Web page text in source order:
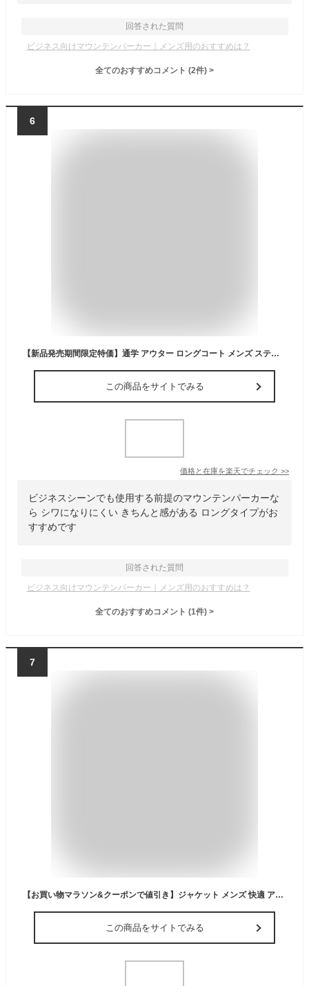
回答された質問
ビジネス向けマウンテンパーカー｜メンズ用のおすすめは？
全てのおすすめコメント (2件) >
6
【新品発売期間限定特価】通学 アウター ロングコート メンズ ステンカラーコート 黒 冬服 ビッグシルエット キレイめ トレンチコート 春 通勤 大人 ビジネスコート 春服 スプリングコート カジュアルコート マウンテンパーカー フード付き 大きめ コート 秋服 ビジネス 秋
この商品をサイトでみる
価格と在庫を楽天でチェック >>
ビジネスシーンでも使用する前提のマウンテンパーカーな
ら シワになりにくい きちんと感がある ロングタイプがお
すすめです
回答された質問
ビジネス向けマウンテンパーカー｜メンズ用のおすすめは？
全てのおすすめコメント (1件) >
7
【お買い物マラソン&クーポンで値引き】ジャケット メンズ 快適 アウトドア アウター マウンテンパーカー ジャケット パーカー 防寒 防水 撥水 防風 ストレッチ 軽量 パッカブル 止水ファスナー 多機能 アウトドア ビジネス 通勤 サイクリング カジュアル 秋冬
この商品をサイトでみる